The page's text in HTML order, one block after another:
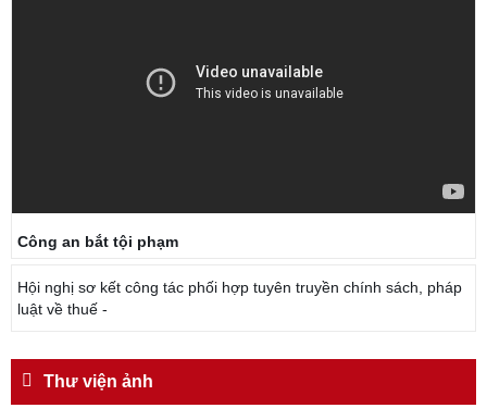
Công an bắt tội phạm
Hội nghị sơ kết công tác phối hợp tuyên truyền chính sách, pháp
luật về thuế -
Thư viện ảnh